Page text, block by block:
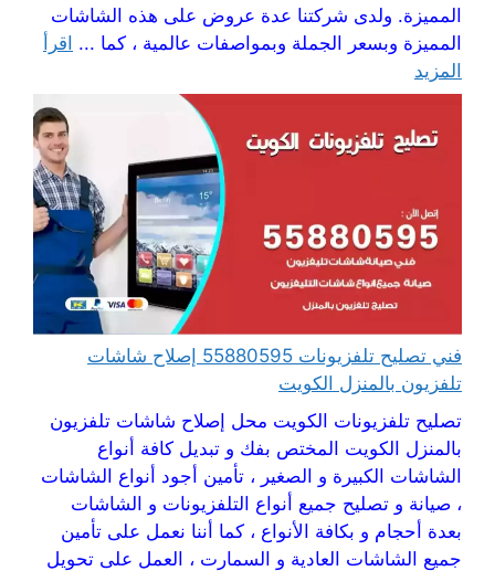
المميزة. ولدى شركتنا عدة عروض على هذه الشاشات
المميزة وبسعر الجملة وبمواصفات عالمية ، كما ... اقرأ
المزيد
فني تصليح تلفزيونات 55880595 إصلاح شاشات
تلفزيون بالمنزل الكويت
تصليح تلفزيونات الكويت محل إصلاح شاشات تلفزيون
بالمنزل الكويت المختص بفك و تبديل كافة أنواع
الشاشات الكبيرة و الصغير ، تأمين أجود أنواع الشاشات
، صيانة و تصليح جميع أنواع التلفزيونات و الشاشات
بعدة أحجام و بكافة الأنواع ، كما أننا نعمل على تأمين
جميع الشاشات العادية و السمارت ، العمل على تحويل